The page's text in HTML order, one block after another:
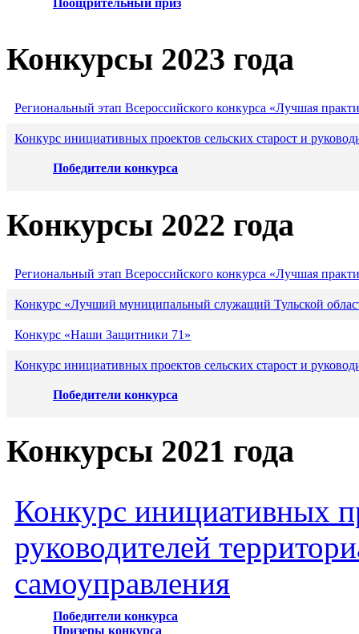
Конкурсы 2023 года
Региональный этап Всероссийского конкурса «Лучшая
Конкурс инициативных проектов сельских старост и
Победители конкурса
Конкурсы 2022 года
Региональный этап Всероссийского конкурса «Лучшая
Конкурс «Лучший муниципальный служащий Тульской
Конкурс «Наши Защитники 71»
Конкурс инициативных проектов сельских старост и
Победители конкурса
Конкурсы 2021 года
Конкурс инициативных
руководителей
самоуправления
Победители конкурса
Призеры конкурса